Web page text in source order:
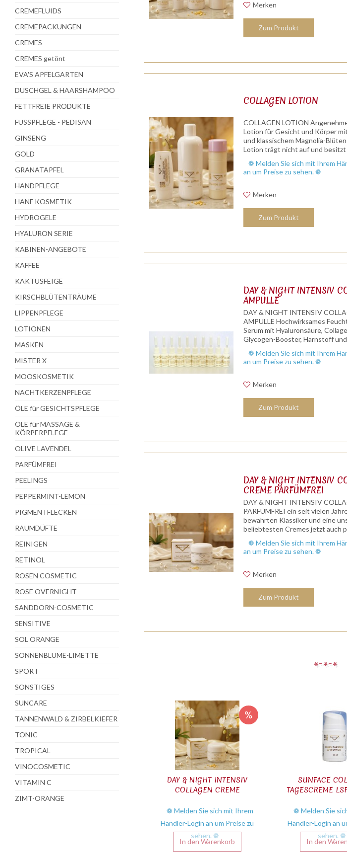
CREMEFLUIDS
CREMEPACKUNGEN
CREMES
CREMES getönt
EVA'S APFELGARTEN
DUSCHGEL & HAARSHAMPOO
FETTFREIE PRODUKTE
FUSSPFLEGE - PEDISAN
GINSENG
GOLD
GRANATAPFEL
HANDPFLEGE
HANF KOSMETIK
HYDROGELE
HYALURON SERIE
KABINEN-ANGEBOTE
KAFFEE
KAKTUSFEIGE
KIRSCHBLÜTENTRÄUME
LIPPENPFLEGE
LOTIONEN
MASKEN
MISTER X
MOOSKOSMETIK
NACHTKERZENPFLEGE
ÖLE für GESICHTSPFLEGE
ÖLE für MASSAGE &
KÖRPERPFLEGE
OLIVE LAVENDEL
PARFÜMFREI
PEELINGS
PEPPERMINT-LEMON
PIGMENTFLECKEN
RAUMDÜFTE
REINIGEN
RETINOL
ROSEN COSMETIC
ROSE OVERNIGHT
SANDDORN-COSMETIC
SENSITIVE
SOL ORANGE
SONNENBLUME-LIMETTE
SPORT
SONSTIGES
SUNCARE
TANNENWALD & ZIRBELKIEFER
TONIC
TROPICAL
VINOCOSMETIC
VITAMIN C
ZIMT-ORANGE
DAY & NIGHT INTENSIV
COLLAGEN CREME
❁ Melden Sie sich mit Ihrem
Händler-Login an um Preise zu
sehen. ❁
In den Warenkorb
SUNFACE
TAGESCREME
❁ Melden Sie
Händler-Login an
sehen. ❁
In den
Merken
Zum Produkt
COLLAGEN LOTION
COLLAGEN LOTION
Lotion für Gesicht und Körper
und klassischem Magnolia-
Lotion trägt nicht auf und besitzt
jede Haut geeignet, auch für
❁ Melden Sie sich mit Ihrem
an um Preise zu sehen. ❁
Merken
Zum Produkt
DAY & NIGHT INTENSIV
AMPULLE
DAY & NIGHT INTENSIV
AMPULLE Hochwirksames
Serum mit Hyaluronsäure,
Glycogen-Booster, Harnstoff
Haut sehr gut. In der Kabine und
❁ Melden Sie sich mit Ihrem
an um Preise zu sehen. ❁
Merken
Zum Produkt
DAY & NIGHT INTENSIV
CREME PARFÜMFREI
DAY & NIGHT INTENSIV
PARFÜMFREI ein seit vielen
bewährten Klassiker und eine
beliebtesten Cremes jetzt auch
Bienenwachs, Jojobaöl und
❁ Melden Sie sich mit Ihrem
an um Preise zu sehen. ❁
Merken
Zum Produkt